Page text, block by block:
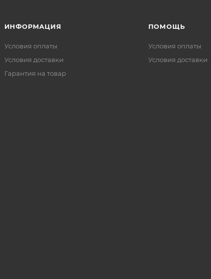
содержать никель в сплавах).
ИНФОРМАЦИЯ
Условия оплаты
Условия доставки
Гарантия на товар
ПОМОЩЬ
Условия оплаты
Условия доставки